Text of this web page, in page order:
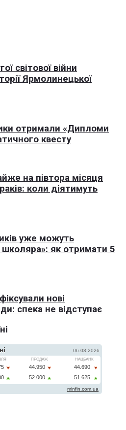
світової війни
Ярмолинецької
отримали «Дипломи
квесту
на півтора місяця
коли діятимуть
уже можуть
як отримати 5
нові
спека не відступає